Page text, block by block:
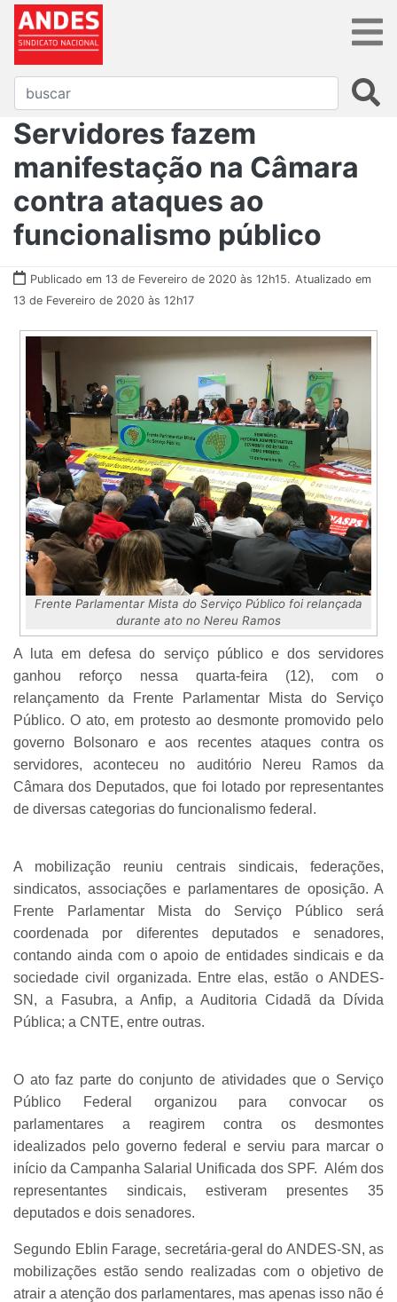
Servidores fazem
manifestação na Câmara
contra ataques ao
funcionalismo público
Publicado em 13 de Fevereiro de 2020 às 12h15. Atualizado em
13 de Fevereiro de 2020 às 12h17
Frente Parlamentar Mista do Serviço Público foi relançada
durante ato no Nereu Ramos
A luta em defesa do serviço público e dos servidores
ganhou reforço nessa quarta-feira (12), com o
relançamento da Frente Parlamentar Mista do Serviço
Público. O ato, em protesto ao desmonte promovido pelo
governo Bolsonaro e aos recentes ataques contra os
servidores, aconteceu no auditório Nereu Ramos da
Câmara dos Deputados, que foi lotado por representantes
de diversas categorias do funcionalismo federal.
A mobilização reuniu centrais sindicais, federações,
sindicatos, associações e parlamentares de oposição. A
Frente Parlamentar Mista do Serviço Público será
coordenada por diferentes deputados e senadores,
contando ainda com o apoio de entidades sindicais e da
sociedade civil organizada. Entre elas, estão o ANDES-
SN, a Fasubra, a Anfip, a Auditoria Cidadã da Dívida
Pública; a CNTE, entre outras.
O ato faz parte do conjunto de atividades que o Serviço
Público Federal organizou para convocar os
parlamentares a reagirem contra os desmontes
idealizados pelo governo federal e serviu para marcar o
início da Campanha Salarial Unificada dos SPF. Além dos
representantes sindicais, estiveram presentes 35
deputados e dois senadores.
Segundo Eblin Farage, secretária-geral do ANDES-SN, as
mobilizações estão sendo realizadas com o objetivo de
atrair a atenção dos parlamentares, mas apenas isso não é